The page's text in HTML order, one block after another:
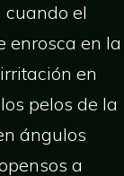
cuando el
enrosca en la
en
pelos de la
ángulos
a